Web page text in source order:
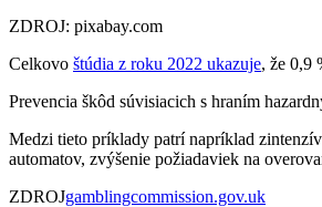
ZDROJ: pixabay.com
Celkovo štúdia z roku 2022 ukazuje, že 0,9
Prevencia škôd súvisiacich s hraním
Medzi tieto príklady patrí napríklad
automatov, zvýšenie požiadaviek na
ZDROJgamblingcommission.gov.uk